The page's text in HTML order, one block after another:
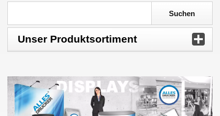
Unser Produktsortiment